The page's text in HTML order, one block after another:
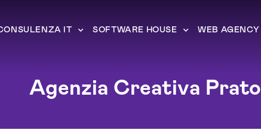
IT SOFTWARE HOUSE WEB AGENCY
Agenzia Creativa Prato